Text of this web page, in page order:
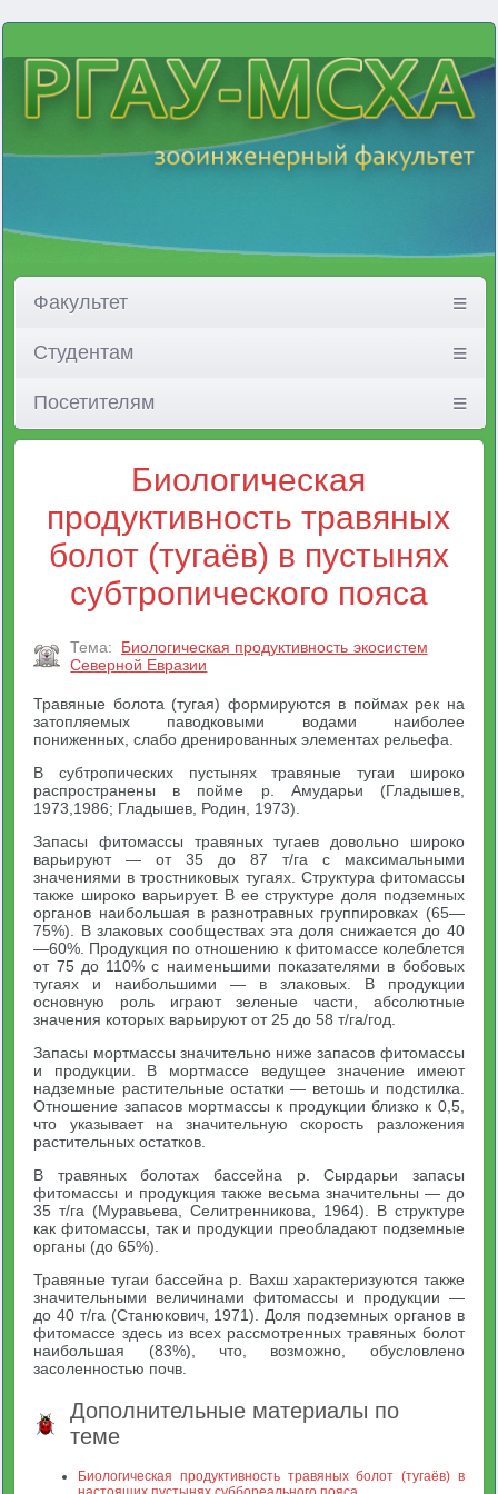
Факультет
Студентам
Посетителям
Биологическая
продуктивность травяных
болот (тугаёв) в пустынях
субтропического пояса
Тема:
Биологическая продуктивность экосистем
Северной Евразии
Травяные болота (тугая) формируются в поймах рек на
затопляемых паводковыми водами наиболее
пониженных, слабо дренированных элементах рельефа.
В субтропических пустынях травяные тугаи широко
распространены в пойме р. Амударьи (Гладышев,
1973,1986; Гладышев, Родин, 1973).
Запасы фитомассы травяных тугаев довольно широко
варьируют — от 35 до 87 т/га с максимальными
значениями в тростниковых тугаях. Структура фитомассы
также широко варьирует. В ее структуре доля подземных
органов наибольшая в разнотравных группировках (65—
75%). В злаковых сообществах эта доля снижается до 40
—60%. Продукция по отношению к фитомассе колеблется
от 75 до 110% с наименьшими показателями в бобовых
тугаях и наибольшими — в злаковых. В продукции
основную роль играют зеленые части, абсолютные
значения которых варьируют от 25 до 58 т/га/год.
Запасы мортмассы значительно ниже запасов фитомассы
и продукции. В мортмассе ведущее значение имеют
надземные растительные остатки — ветошь и подстилка.
Отношение запасов мортмассы к продукции близко к 0,5,
что указывает на значительную скорость разложения
растительных остатков.
В травяных болотах бассейна р. Сырдарьи запасы
фитомассы и продукция также весьма значительны — до
35 т/га (Муравьева, Селитренникова, 1964). В структуре
как фитомассы, так и продукции преобладают подземные
органы (до 65%).
Травяные тугаи бассейна р. Вахш характеризуются также
значительными величинами фитомассы и продукции —
до 40 т/га (Станюкович, 1971). Доля подземных органов в
фитомассе здесь из всех рассмотренных травяных болот
наибольшая (83%), что, возможно, обусловлено
засоленностью почв.
Дополнительные материалы по
теме
Биологическая продуктивность травяных болот (тугаёв) в